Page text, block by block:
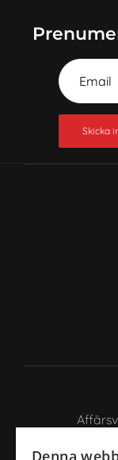
Skicka
Denna